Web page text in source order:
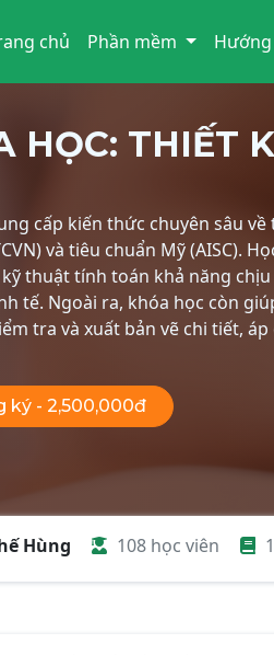
chủ Phần mềm Hướng
HỌC: THIẾT
cấp kiến thức chuyên sâu
và tiêu chuẩn Mỹ (AISC).
thuật tính toán khả năng
tế. Ngoài ra, khóa học còn
tra và xuất bản vẽ chi tiết,
ký - 2,500,000đ
Hùng 108 học viên